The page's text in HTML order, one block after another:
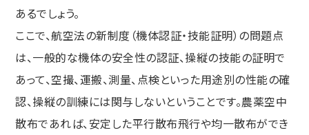
あるでしょう。
ここで、航空法の新制度（機体認証・技能証明）の問題点
は、一般的な機体の安全性の認証、操縦の技能の証明で
あって、空撮、運搬、測量、点検といった用途別の性能の確
認、操縦の訓練には関与しないということです。農薬空中
散布であれば、安定した平行散布飛行や均一散布ができ